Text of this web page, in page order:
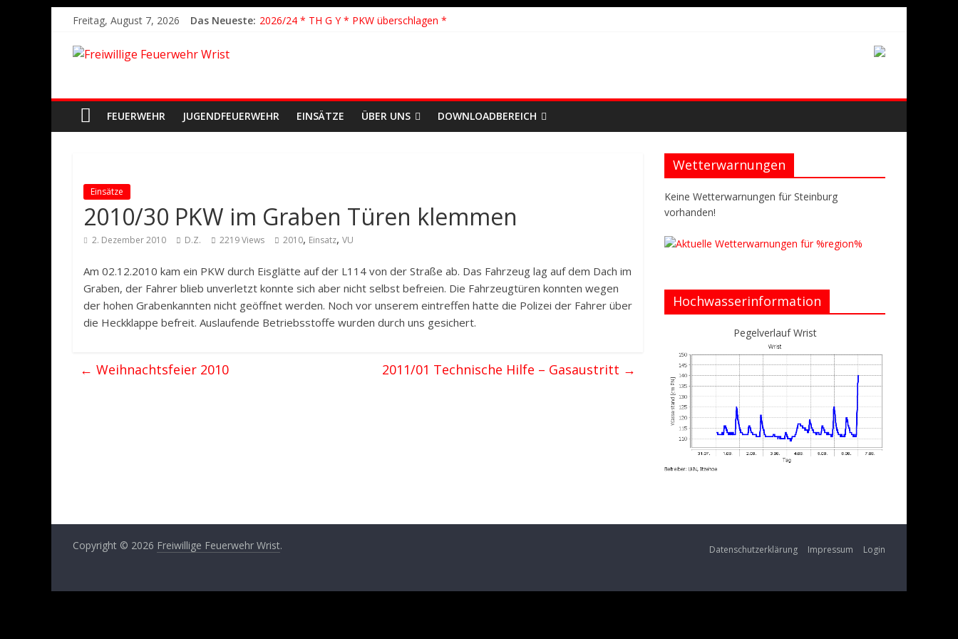
Freitag, August 7, 2026 Das Neueste: 2026/24 * TH G Y * PKW überschlagen *
FEUERWEHR JUGENDFEUERWEHR EINSÄTZE ÜBER UNS DOWNLOADBEREICH
Einsätze
2010/30 PKW im Graben Türen klemmen
2. Dezember 2010 D.Z. 2219 Views 2010, Einsatz, VU
Am 02.12.2010 kam ein PKW durch Eisglätte auf der L114 von der Straße ab. Das Fahrzeug lag auf dem Dach im
Graben, der Fahrer blieb unverletzt konnte sich aber nicht selbst befreien. Die Fahrzeugtüren konnten wegen
der hohen Grabenkannten nicht geöffnet werden. Noch vor unserem eintreffen hatte die Polizei der Fahrer über
die Heckklappe befreit. Auslaufende Betriebsstoffe wurden durch uns gesichert.
← Weihnachtsfeier 2010 2011/01 Technische Hilfe – Gasaustritt →
Wetterwarnungen
Keine Wetterwarnungen für Steinburg
vorhanden!
Hochwasserinformation
Pegelverlauf Wrist
Datenschutzerklärung Impressum Login
Copyright © 2026 Freiwillige Feuerwehr Wrist.